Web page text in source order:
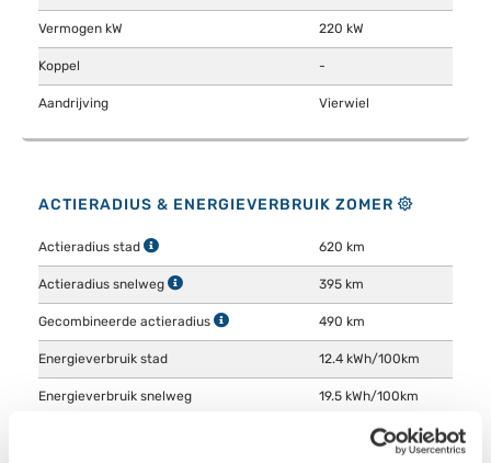
Vermogen kW 220 kW
Koppel -
Aandrijving Vierwiel
ACTIERADIUS & ENERGIEVERBRUIK ZOMER
Actieradius stad 620 km
Actieradius snelweg 395 km
Gecombineerde actieradius 490 km
Energieverbruik stad 12.4 kWh/100km
Energieverbruik snelweg 19.5 kWh/100km
15.7 kWh/100km